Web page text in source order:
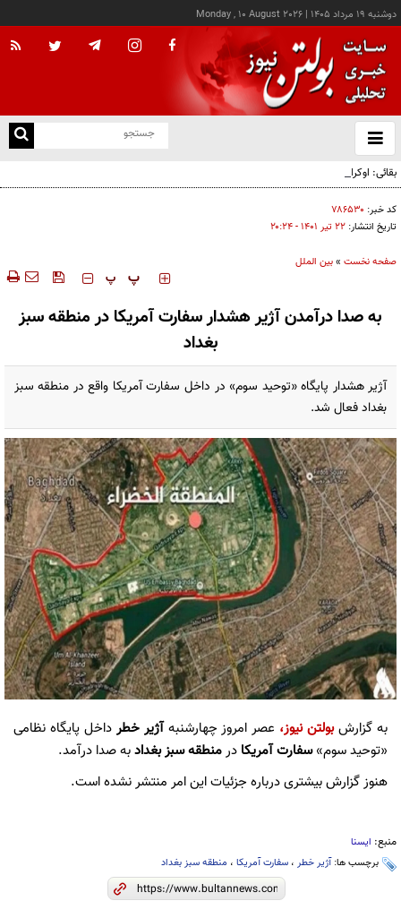
دوشنبه ۱۹ مرداد ۱۴۰۵ |
Monday , 10 August 2026
باز
و
بقائی: اوکراین جبران نکند، جبران می‌کنیم
کد خبر: ۷۸۶۵۳۰
تاریخ انتشار: ۲۲ تير ۱۴۰۱ - ۲۰:۲۴
صفحه نخست »بین الملل
‍‍‍ پ پ
به صدا درآمدن آژیر هشدار سفارت آمریکا در منطقه سبز
بغداد
آژیر هشدار پایگاه «توحید سوم» در داخل سفارت آمریکا واقع در منطقه سبز
بغداد فعال شد.
به گزارش بولتن نیوز، عصر امروز چهارشنبهآژیر خطر داخل پایگاه نظامی
«توحید سوم»سفارت آمریکا درمنطقه سبز بغدادبه صدا درآمد.
هنوز گزارش بیشتری درباره جزئیات این امر منتشر نشده است.
منبع: ایسنا
برچسب ها:آژیر خطر ، سفارت آمریکا ، منطقه سبز بغداد